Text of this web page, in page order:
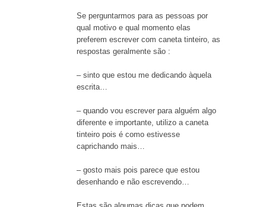
Se perguntarmos para as pessoas por
qual motivo e qual momento elas
preferem escrever com caneta tinteiro, as
respostas geralmente são :
– sinto que estou me dedicando àquela
escrita…
– quando vou escrever para alguém algo
diferente e importante, utilizo a caneta
tinteiro pois é como estivesse
caprichando mais…
– gosto mais pois parece que estou
desenhando e não escrevendo…